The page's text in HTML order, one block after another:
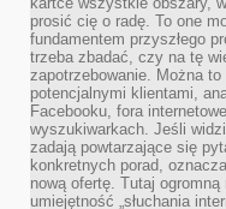
prosić cię o radę. To one
fundamentem przyszłego
trzeba zbadać, czy na tę
zapotrzebowanie. Można
potencjalnymi klientami,
Facebooku, fora
wyszukiwarkach. Jeśli
zadają powtarzające się
konkretnych porad,
nową ofertę. Tutaj ogromną
umiejętność „słuchania